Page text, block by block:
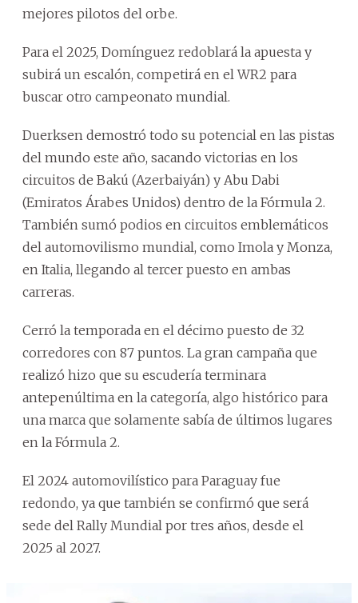
mejores pilotos del orbe.
Para el 2025, Domínguez redoblará la apuesta y
subirá un escalón, competirá en el WR2 para
buscar otro campeonato mundial.
Duerksen demostró todo su potencial en las pistas
del mundo este año, sacando victorias en los
circuitos de Bakú (Azerbaiyán) y Abu Dabi
(Emiratos Árabes Unidos) dentro de la Fórmula 2.
También sumó podios en circuitos emblemáticos
del automovilismo mundial, como Imola y Monza,
en Italia, llegando al tercer puesto en ambas
carreras.
Cerró la temporada en el décimo puesto de 32
corredores con 87 puntos. La gran campaña que
realizó hizo que su escudería terminara
antepenúltima en la categoría, algo histórico para
una marca que solamente sabía de últimos lugares
en la Fórmula 2.
El 2024 automovilístico para Paraguay fue
redondo, ya que también se confirmó que será
sede del Rally Mundial por tres años, desde el
2025 al 2027.